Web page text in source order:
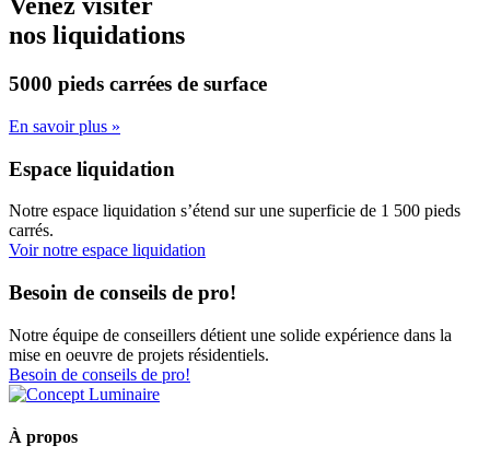
Venez visiter
nos liquidations
5000 pieds carrées de surface
En savoir plus »
Espace liquidation
Notre espace liquidation s’étend sur une superficie de 1 500 pieds
carrés.
Voir notre espace liquidation
Besoin de conseils de pro!
Notre équipe de conseillers détient une solide expérience dans la
mise en oeuvre de projets résidentiels.
Besoin de conseils de pro!
À propos